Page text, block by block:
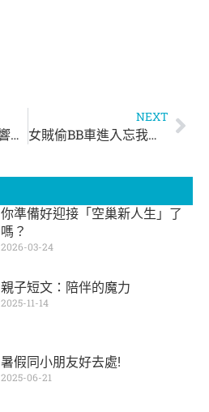
孕婦食3種食物會影響小朋友智力發展
NEXT
女賊偷BB車進入忘我境界 漏低小朋友喺舖頭！
你準備好迎接「空巢新人生」了
嗎？
2026-03-24
親子短文：陪伴的魔力
2025-11-14
暑假同小朋友好去處!
2025-06-21